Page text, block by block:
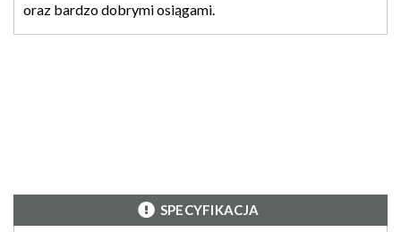
oraz bardzo dobrymi osiągami.
SPECYFIKACJA